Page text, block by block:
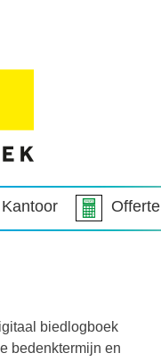
Kantoor Offerte
biedlogboek
bedenktermijn en